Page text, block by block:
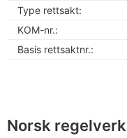
Type rettsakt:
KOM-nr.:
Basis rettsaktnr.:
Norsk regelverk